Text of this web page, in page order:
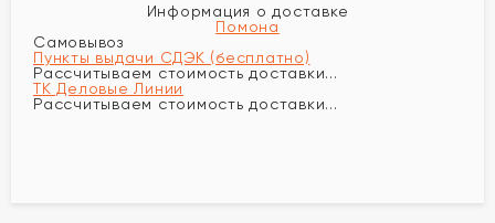
Информация о доставке
Помона
Самовывоз
Пункты выдачи СДЭК (бесплатно)
Рассчитываем стоимость доставки...
ТК Деловые Линии
Рассчитываем стоимость доставки...